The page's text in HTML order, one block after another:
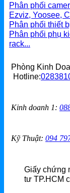
Phân phối
Ezviz, Yoosee,
Phân phối thiết
Phân phối phụ
rack...
Phòng Kinh
Hotline:
Kinh doanh 1:
Kỹ Thuật: 094
Giấy chứng
tư TP.HCM